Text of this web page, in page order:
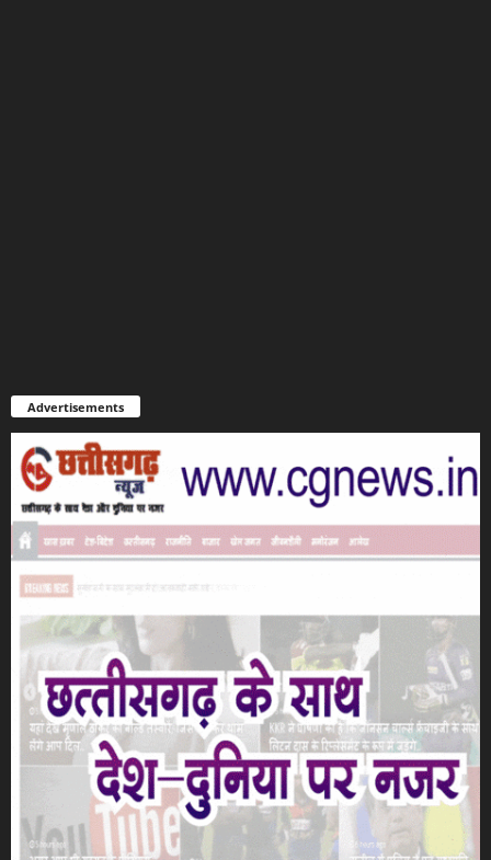
Advertisements